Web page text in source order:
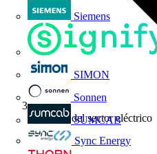
Siemens
SIMON
Sonnen
SUMCAB
Sync Energy
Noticias del sector eléctrico